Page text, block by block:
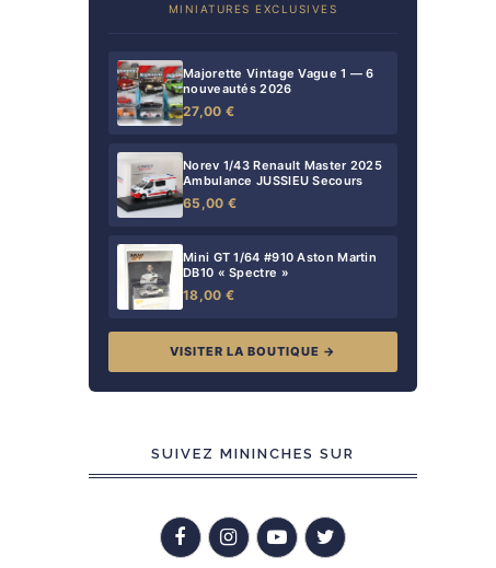
MINIATURES EXCLUSIVES
Majorette Vintage Vague 1 — 6
nouveautés 2026
27,00 €
Norev 1/43 Renault Master 2025
Ambulance JUSSIEU Secours
65,00 €
Mini GT 1/64 #910 Aston Martin
DB10 « Spectre »
18,00 €
VISITER LA BOUTIQUE →
SUIVEZ MININCHES SUR